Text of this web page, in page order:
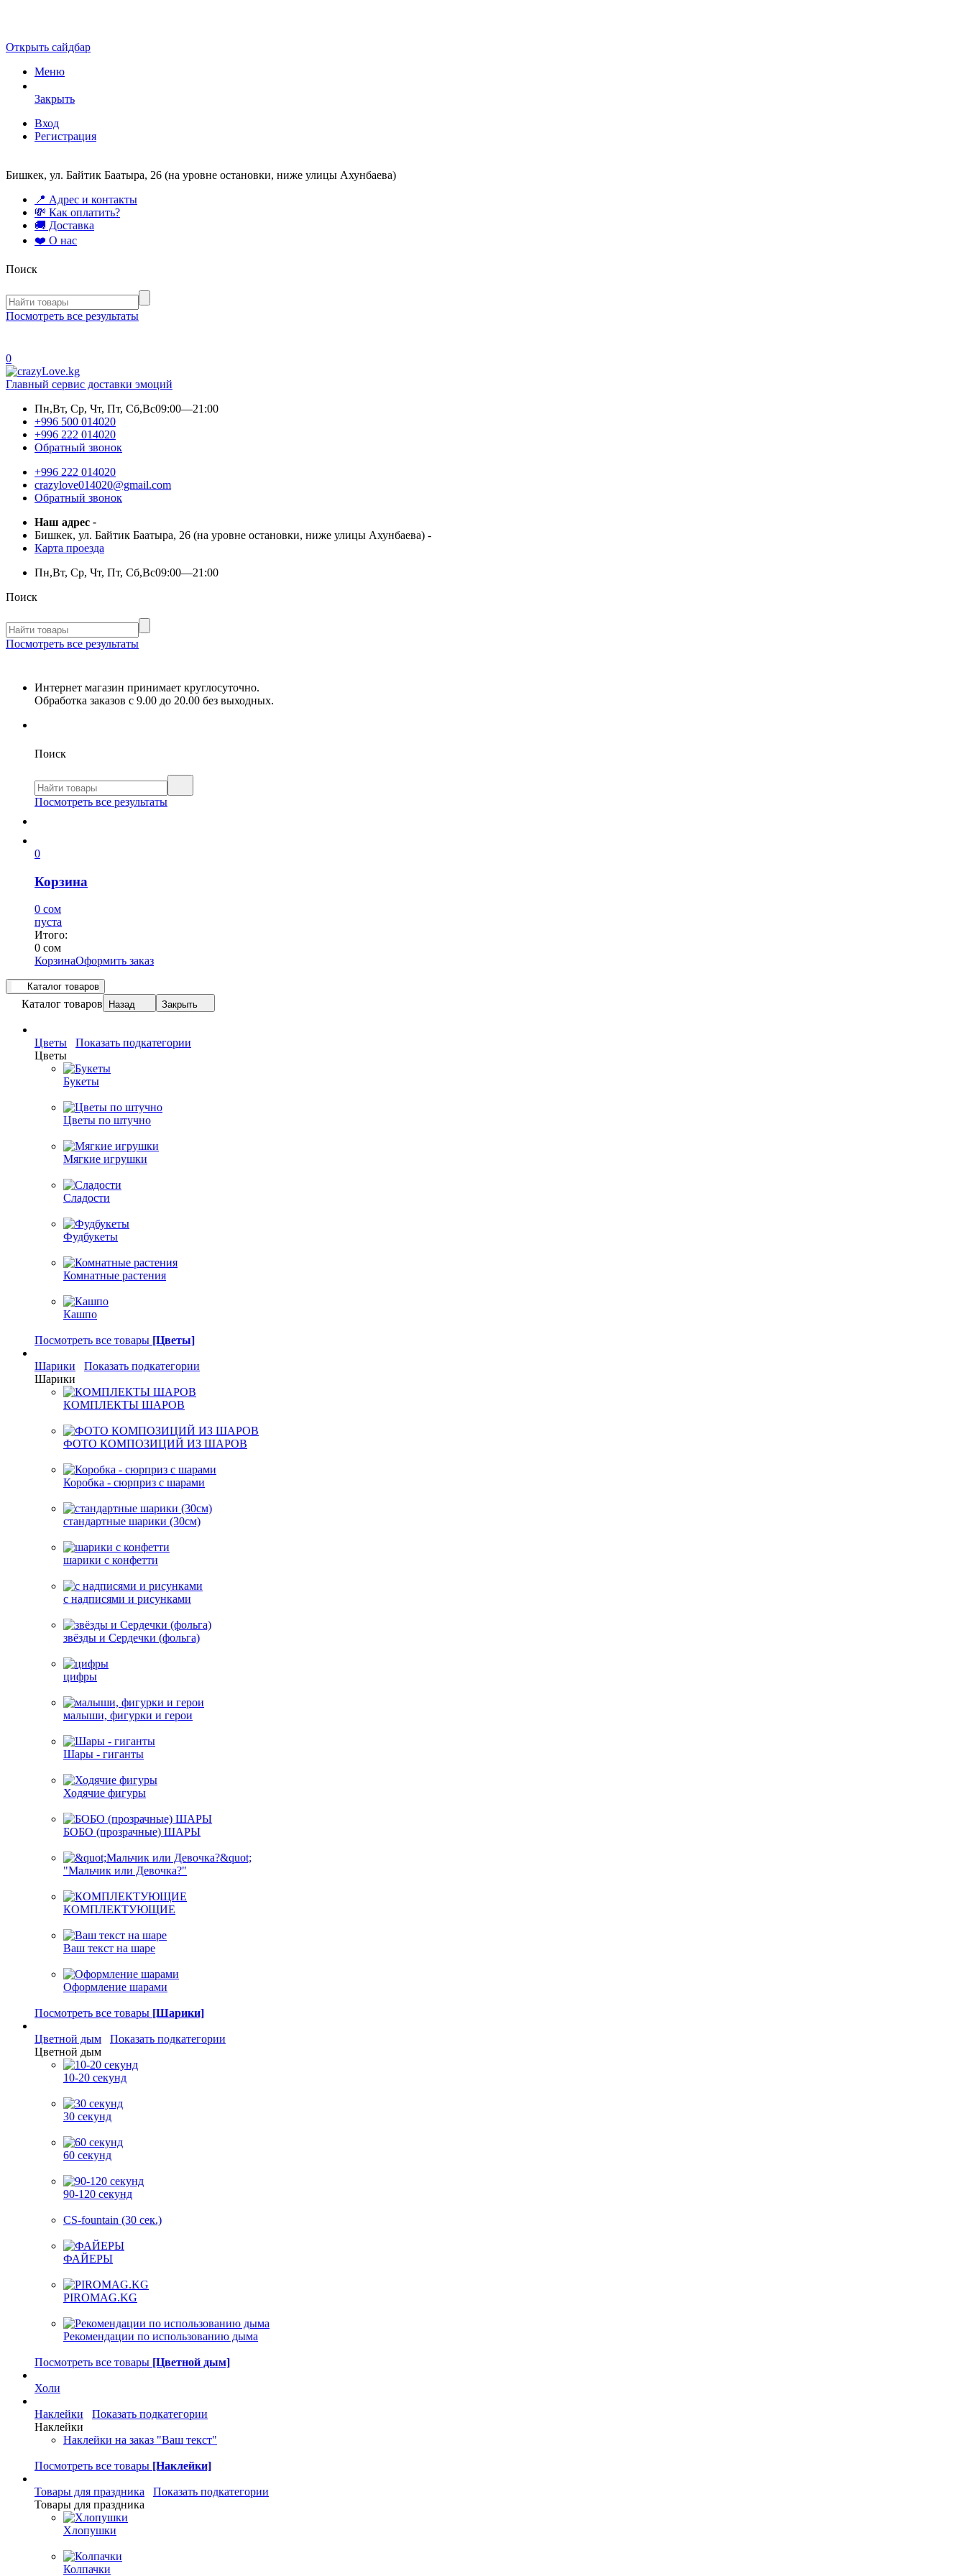
Открыть сайдбар
Меню
Закрыть
Вход
Регистрация
Бишкек, ул. Байтик Баатыра, 26 (на уровне остановки, ниже улицы Ахунбаева)
📍 Адрес и контакты
💸 Как оплатить?
🚚 Доставка
❤️ О нас
Поиск
Посмотреть все результаты
0
Главный сервис доставки эмоций
Пн,Вт, Ср, Чт, Пт, Сб,Вс09:00—21:00
+996 500 014020
+996 222 014020
Обратный звонок
+996 222 014020
crazylove014020@gmail.com
Обратный звонок
Наш адрес -
Бишкек, ул. Байтик Баатыра, 26 (на уровне остановки, ниже улицы Ахунбаева) -
Карта проезда
Пн,Вт, Ср, Чт, Пт, Сб,Вс09:00—21:00
Поиск
Посмотреть все результаты
Интернет магазин принимает круглосуточно.
Обработка заказов с 9.00 до 20.00 без выходных.
Поиск
Посмотреть все результаты
0
Корзина
0 сом
пуста
Итого:
0 сом
КорзинаОформить заказ
Каталог товаров
Каталог товаров Назад Закрыть
Цветы
Показать подкатегории
Цветы
Букеты
Цветы по штучно
Мягкие игрушки
Сладости
Фудбукеты
Комнатные растения
Кашпо
Посмотреть все товары [Цветы]
Шарики
Показать подкатегории
Шарики
КОМПЛЕКТЫ ШАРОВ
ФОТО КОМПОЗИЦИЙ ИЗ ШАРОВ
Коробка - сюрприз с шарами
стандартные шарики (30см)
шарики с конфетти
с надписями и рисунками
звёзды и Сердечки (фольга)
цифры
малыши, фигурки и герои
Шары - гиганты
Ходячие фигуры
БОБО (прозрачные) ШАРЫ
"Мальчик или Девочка?"
КОМПЛЕКТУЮЩИЕ
Ваш текст на шаре
Оформление шарами
Посмотреть все товары [Шарики]
Цветной дым
Показать подкатегории
Цветной дым
10-20 секунд
30 секунд
60 секунд
90-120 секунд
CS-fountain (30 сек.)
ФАЙЕРЫ
PIROMAG.KG
Рекомендации по использованию дыма
Посмотреть все товары [Цветной дым]
Холи
Наклейки
Показать подкатегории
Наклейки
Наклейки на заказ "Ваш текст"
Посмотреть все товары [Наклейки]
Товары для праздника
Показать подкатегории
Товары для праздника
Хлопушки
Колпачки